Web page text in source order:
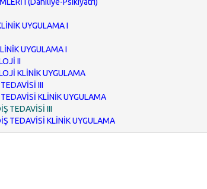
UYGULAMA I
UYGULAMA I
II
KLİNİK UYGULAMA
III
KLİNİK UYGULAMA
TEDAVİSİ III
TEDAVİSİ KLİNİK UYGULAMA